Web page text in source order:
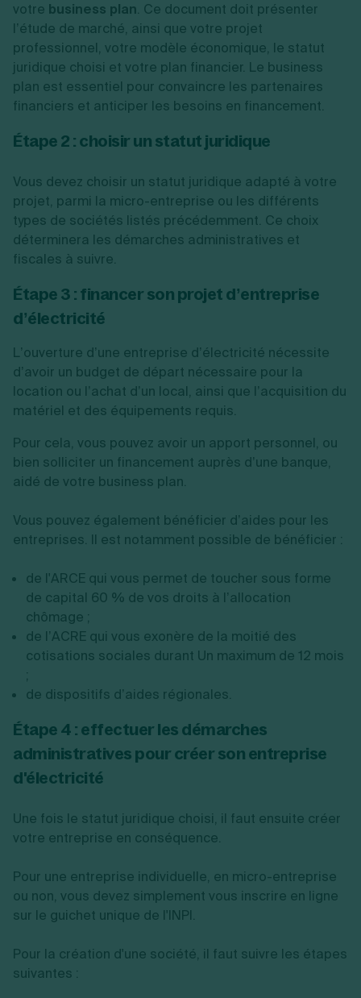
votre business plan. Ce document doit présenter
l’étude de marché, ainsi que votre projet
professionnel, votre modèle économique, le statut
juridique choisi et votre plan financier. Le business
plan est essentiel pour convaincre les partenaires
financiers et anticiper les besoins en financement.
Étape 2 : choisir un statut juridique
Vous devez choisir un statut juridique adapté à votre
projet, parmi la micro-entreprise ou les différents
types de sociétés listés précédemment. Ce choix
déterminera les démarches administratives et
fiscales à suivre.
Étape 3 : financer son projet d’entreprise
d’électricité
L’ouverture d’une entreprise d’électricité nécessite
d’avoir un budget de départ nécessaire pour la
location ou l’achat d’un local, ainsi que l’acquisition du
matériel et des équipements requis.
Pour cela, vous pouvez avoir un apport personnel, ou
bien solliciter un financement auprès d’une banque,
aidé de votre business plan.
Vous pouvez également bénéficier d’aides pour les
entreprises. Il est notamment possible de bénéficier :
de l'ARCE qui vous permet de toucher sous forme
de capital 60 % de vos droits à l’allocation
chômage ;
de l’ACRE qui vous exonère de la moitié des
cotisations sociales durant Un maximum de 12 mois
;
de dispositifs d’aides régionales.
Étape 4 : effectuer les démarches
administratives pour créer son entreprise
d'électricité
Une fois le statut juridique choisi, il faut ensuite créer
votre entreprise en conséquence.
Pour une entreprise individuelle, en micro-entreprise
ou non, vous devez simplement vous inscrire en ligne
sur le guichet unique de l'INPI.
Pour la création d'une société, il faut suivre les étapes
suivantes :